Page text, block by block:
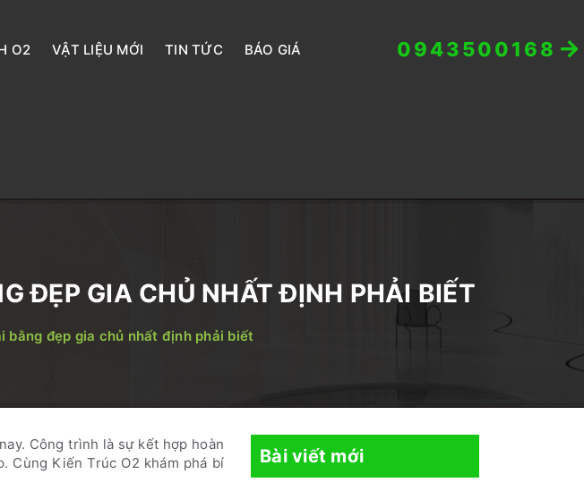
O2 VẬT LIỆU MỚI TIN TỨC BÁO GIÁ 0943500168
ĐẸP GIA CHỦ NHẤT ĐỊNH PHẢI BIẾT
bằng đẹp gia chủ nhất định phải biết
Công trình là sự kết hợp hoàn
Cùng Kiến Trúc O2 khám phá bí
Bài viết mới